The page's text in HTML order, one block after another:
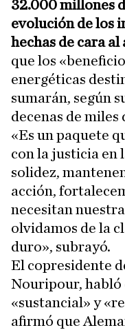
32.000 millones
evolución de los
hechas de cara al
que los
energéticas
sumarán, según
decenas de miles
«Es un paquete
con la justicia en
solidez,
acción,
necesitan
olvidamos de la
duro», subrayó.
El copresidente
Nouripour, habló
«sustancial» y
afirmó que